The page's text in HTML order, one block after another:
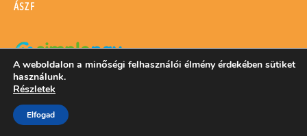
ÁSZF
SimplePay adattovábbítási nyilatkozat
A weboldalon a minőségi felhasználói élmény érdekében sütiket
használunk.
Részletek
Elfogad